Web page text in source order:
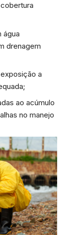
água
drenagem
a
ao acúmulo
no manejo